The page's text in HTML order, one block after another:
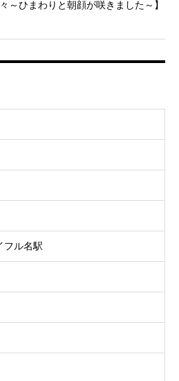
～ひまわりと朝顔が咲きました～】
フル名駅